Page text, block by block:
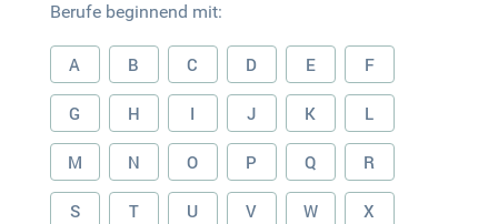
Berufe beginnend mit:
A B C D E F
G H I J K L
M N O P Q R
S T U V W X